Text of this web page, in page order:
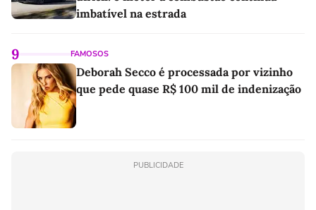
imbatível na estrada
9 FAMOSOS
Deborah Secco é processada por vizinho
que pede quase R$ 100 mil de indenização
PUBLICIDADE